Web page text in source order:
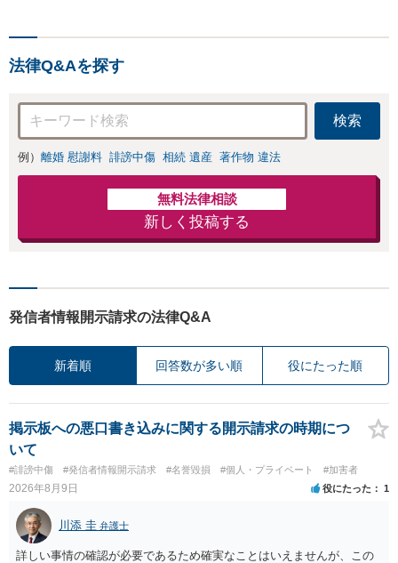
法律Q&Aを探す
検索
例） 離婚 慰謝料 誹謗中傷 相続 遺産 著作物 違法
無料法律相談
新しく投稿する
発信者情報開示請求の法律Q&A
新着順 回答数が多い順 役にたった順
掲示板への悪口書き込みに関する開示請求の時期につ
いて
#誹謗中傷 #発信者情報開示請求 #名誉毀損 #個人・プライベート #加害者
2026年8月9日 役にたった 1
川添 圭 弁護士
詳しい事情の確認が必要であるため確実なことはいえませんが、この